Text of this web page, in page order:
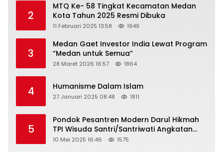
2
MTQ Ke- 58 Tingkat Kecamatan Medan
Kota Tahun 2025 Resmi Dibuka
11 Februari 2025 13:58 1949
3
Medan Gaet Investor India Lewat Program
“Medan untuk Semua”
28 Maret 2026 16:57 1864
4 Humanisme Dalam Islam
27 Januari 2025 08:48 1811
5
Pondok Pesantren Modern Darul Hikmah
TPI Wisuda Santri/Santriwati Angkatan
XXXIII
10 Mei 2025 16:46 1575